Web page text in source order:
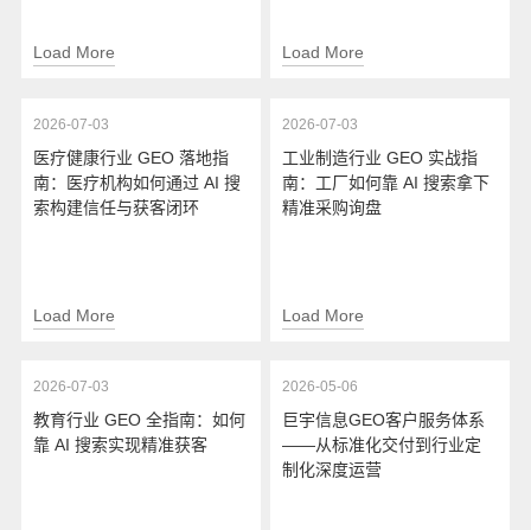
Load More Load More
2026-07-03
医疗健康行业 GEO 落地指
南：医疗机构如何通过 AI 搜
索构建信任与获客闭环
Load More
2026-07-03
工业制造行业 GEO 实战指
南：工厂如何靠 AI 搜索拿下
精准采购询盘
Load More
2026-07-03
教育行业 GEO 全指南：如何
靠 AI 搜索实现精准获客
2026-05-06
巨宇信息GEO客户服务体系
——从标准化交付到行业定
制化深度运营